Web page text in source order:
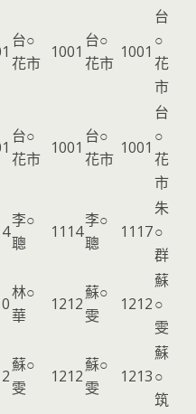
台○
花市
1001
台○
花市
1001
台
○
花
市
台○
花市
1001
台○
花市
1001
台
○
花
市
李○
聰
1114
李○
聰
1117
朱
○
群
林○
華
1212
蘇○
雯
1212
蘇
○
雯
蘇○
雯
1212
蘇○
雯
1213
蘇
○
筑